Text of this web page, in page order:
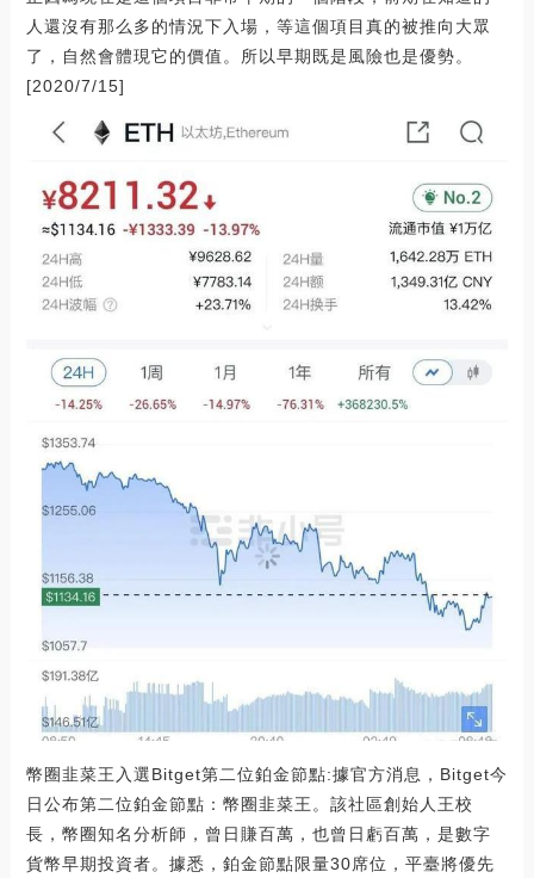
人還沒有那么多的情況下入場，等這個項目真的被推向大眾
了，自然會體現它的價值。所以早期既是風險也是優勢。
[2020/7/15]
幣圈韭菜王入選Bitget第二位鉑金節點:據官方消息，Bitget今
日公布第二位鉑金節點：幣圈韭菜王。該社區創始人王校
長，幣圈知名分析師，曾日賺百萬，也曾日虧百萬，是數字
貨幣早期投資者。據悉，鉑金節點限量30席位，平臺將優先